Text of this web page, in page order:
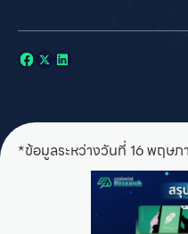
*ข้อมูลระหว่างวันที่ 16 พฤษ